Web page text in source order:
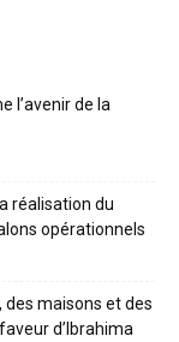
l’avenir de la
réalisation du
opérationnels
des maisons et des
d’Ibrahima